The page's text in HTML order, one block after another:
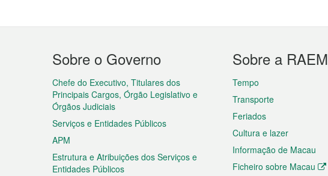
Menu
do
rodapé
Sobre o Governo
Chefe do Executivo, Titulares dos
Principais Cargos, Órgão Legislativo e
Órgãos Judiciais
Serviços e Entidades Públicos
APM
Estrutura e Atribuições dos Serviços e
Entidades Públicos
Sobre a RAEM
Tempo
Transporte
Feriados
Cultura e lazer
Informação de Macau
Ficheiro sobre Macau